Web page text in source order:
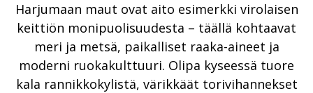
Harjumaan maut ovat aito esimerkki virolaisen
keittiön monipuolisuudesta – täällä kohtaavat
meri ja metsä, paikalliset raaka-aineet ja
moderni ruokakulttuuri. Olipa kyseessä tuore
kala rannikkokylistä, värikkäät torivihannekset